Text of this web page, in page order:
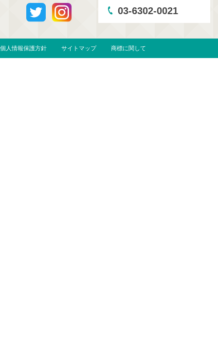
03-6302-0021
個人情報保護方針 サイトマップ 商標に関して